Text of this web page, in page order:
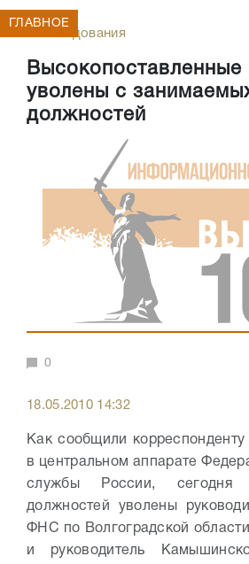
Расследования
Высокопоставленные
уволены с
должностей
ГЛАВНОЕ
0
18.05.2010 14:32
Как сообщили
в центральном аппарате
службы России, сегодня
должностей уволены
ФНС по Волгоградской
и руководитель